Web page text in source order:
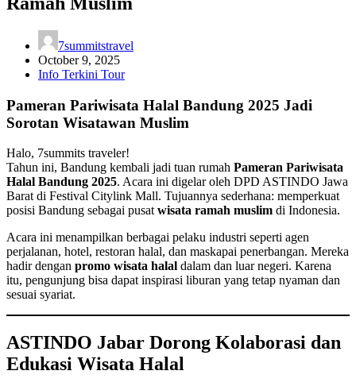
7summitstravel
October 9, 2025
Info Terkini Tour
Pameran Pariwisata Halal Bandung 2025 Jadi
Sorotan Wisatawan Muslim
Halo, 7summits traveler!
Tahun ini, Bandung kembali jadi tuan rumah Pameran Pariwisata
Halal Bandung 2025. Acara ini digelar oleh DPD ASTINDO Jawa
Barat di Festival Citylink Mall. Tujuannya sederhana: memperkuat
posisi Bandung sebagai pusat wisata ramah muslim di Indonesia.
Acara ini menampilkan berbagai pelaku industri seperti agen
perjalanan, hotel, restoran halal, dan maskapai penerbangan. Mereka
hadir dengan promo wisata halal dalam dan luar negeri. Karena
itu, pengunjung bisa dapat inspirasi liburan yang tetap nyaman dan
sesuai syariat.
ASTINDO Jabar Dorong Kolaborasi dan
Edukasi Wisata Halal